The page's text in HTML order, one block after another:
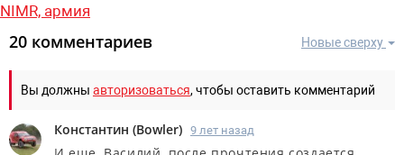
NIMR, армия
Новые сверху
20 комментариев
Вы должны авторизоваться, чтобы оставить комментарий
Константин (Bowler) 9 лет назад